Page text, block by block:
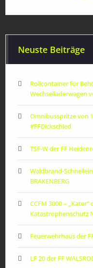
Neuste Beiträge
Rollcontainer für
Wechselladerwagen
Omnibusspritze von
#FFDickschied
TSF-W der FF
Waldbrand-
BRAKENBERG
CCFM 3000 –
Katastrophenschutz
Feuerwehrhaus der
LF 20 der FF